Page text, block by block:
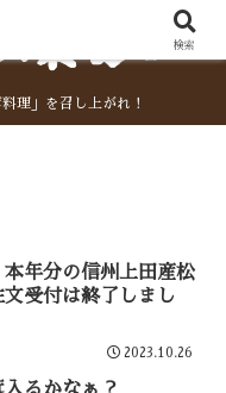
理」を召し上がれ！
年分の信州上田産松
受付は終了しまし
2023.10.26
るかなぁ？
検索